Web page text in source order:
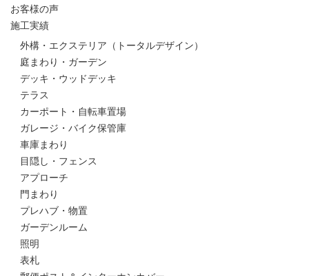
お客様の声
施工実績
外構・エクステリア（トータルデザイン）
庭まわり・ガーデン
デッキ・ウッドデッキ
テラス
カーポート・自転車置場
ガレージ・バイク保管庫
車庫まわり
目隠し・フェンス
アプローチ
門まわり
プレハブ・物置
ガーデンルーム
照明
表札